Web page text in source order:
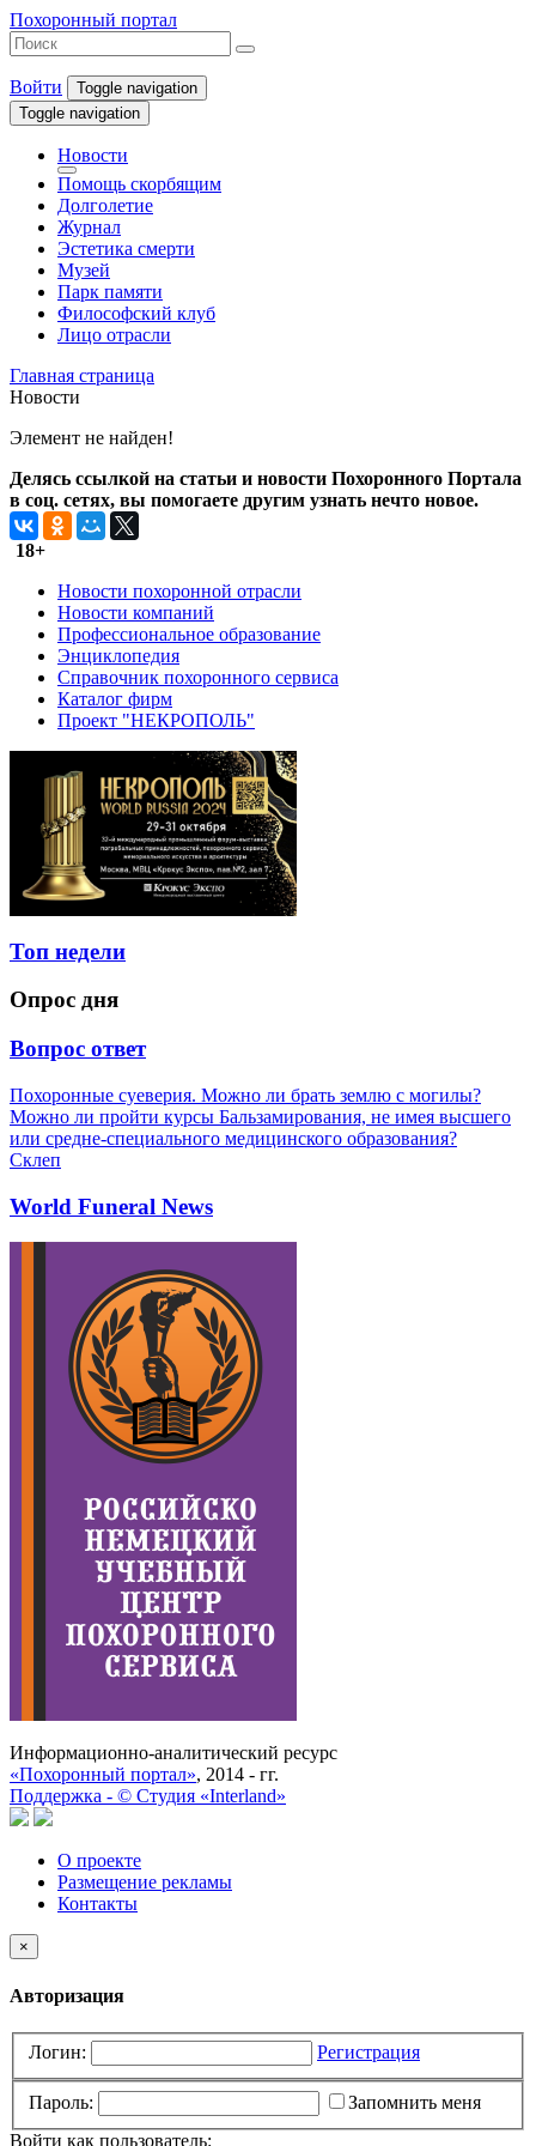
Похоронный портал
Войти
Toggle navigation
Toggle navigation
Новости
Помощь скорбящим
Долголетие
Журнал
Эстетика смерти
Музей
Парк памяти
Философский клуб
Лицо отрасли
Главная страница
Новости
Элемент не найден!
Делясь ссылкой на статьи и новости Похоронного Портала
в соц. сетях, вы помогаете другим узнать нечто новое.
18+
Новости похоронной отрасли
Новости компаний
Профессиональное образование
Энциклопедия
Справочник похоронного сервиса
Каталог фирм
Проект "НЕКРОПОЛЬ"
Топ недели
Опрос дня
Вопрос ответ
Похоронные суеверия. Можно ли брать землю с могилы?
Можно ли пройти курсы Бальзамирования, не имея высшего
или средне-специального медицинского образования?
Склеп
World Funeral News
Информационно-аналитический ресурс
«Похоронный портал», 2014 - гг.
Поддержка - © Cтудия «Interland»
О проекте
Размещение рекламы
Контакты
×
Авторизация
Логин: Регистрация
Пароль:
Запомнить меня
Войти как пользователь: